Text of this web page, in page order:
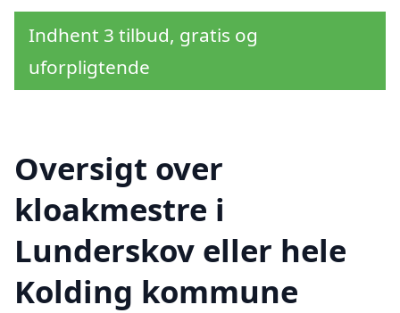
Indhent 3 tilbud, gratis og
uforpligtende
Oversigt over
kloakmestre i
Lunderskov eller hele
Kolding kommune